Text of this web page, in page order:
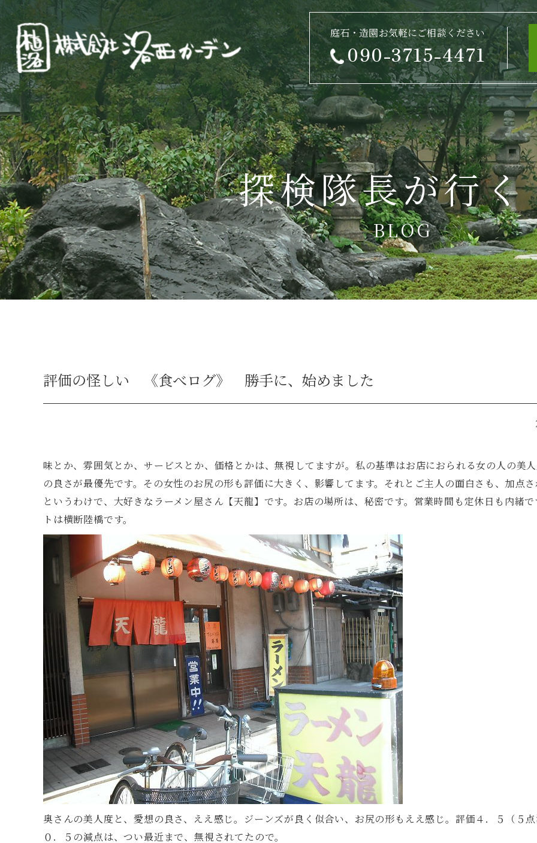
庭石・造園お気軽にご相談ください
090-3715-4471
探検隊長が行く
BLOG
評価の怪しい 《食べログ》 勝手に、始めました
味とか、雰囲気とか、サービスとか、価格とかは、無視してますが。私の基準はお店におられる女の人の美
の良さが最優先です。その女性のお尻の形も評価に大きく、影響してます。それとご主人の面白さも、加点
というわけで、大好きなラーメン屋さん【天龍】です。お店の場所は、秘密です。営業時間も定休日も内緒
トは横断陸橋です。
奥さんの美人度と、愛想の良さ、ええ感じ。ジーンズが良く似合い、お尻の形もええ感じ。評価４．５（
０．５の減点は、つい最近まで、無視されてたので。